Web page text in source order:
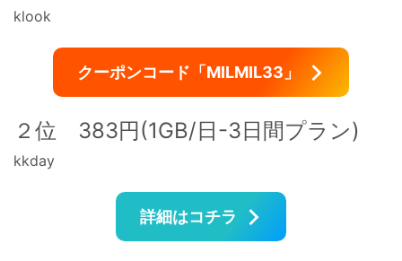
klook
クーポンコード「MILMIL33」
２位 383円(1GB/日-3日間プラン)
kkday
詳細はコチラ